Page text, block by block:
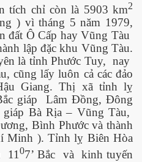
tích chỉ còn là 5903 km2
) vì tháng 5 năm 1979,
đất Ô Cấp hay Vũng Tàu
lập đặc khu Vũng Tàu.
là tỉnh Phước Tuy, nay
cũng lấy luôn cả các đảo
Giang. Thị xã tỉnh lỵ
giáp
Lâm Đồng, Đông
giáp Bà Rịa – Vũng Tàu,
Bình Phước và thành
Minh ). Tỉnh lỵ Biên Hòa
1107’ Bắc và kinh tuyến